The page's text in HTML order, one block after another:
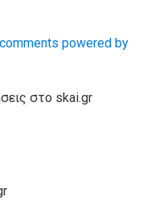
comments powered by
στο skai.gr